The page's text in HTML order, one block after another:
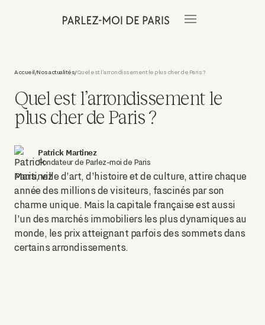
Accueil/Nos actualités/Quel est l’arrondissement le plus cher de Paris ?
Quel est l’arrondissement le
plus cher de Paris ?
Patrick Martinez
Fondateur de Parlez-moi de Paris
Paris, ville d'art, d'histoire et de culture, attire chaque
année des millions de visiteurs, fascinés par son
charme unique. Mais la capitale française est aussi
l'un des marchés immobiliers les plus dynamiques au
monde, les prix atteignant parfois des sommets dans
certains arrondissements.